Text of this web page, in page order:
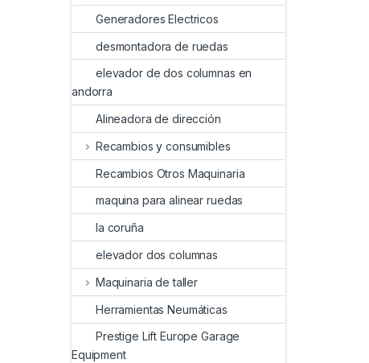
Generadores Electricos
desmontadora de ruedas
elevador de dos columnas en
andorra
Alineadora de dirección
Recambios y consumibles
Recambios Otros Maquinaria
maquina para alinear ruedas
la coruña
elevador dos columnas
Maquinaria de taller
Herramientas Neumáticas
Prestige Lift Europe Garage
Equipment